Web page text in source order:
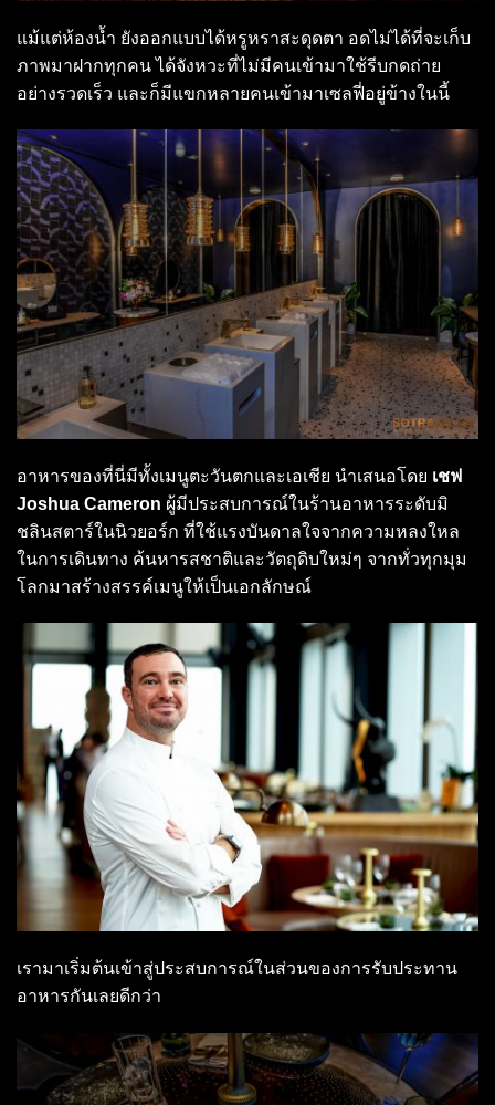
แม้แต่ห้องน้ำ ยังออกแบบได้หรูหราสะดุดตา อดไม่ได้ที่จะเก็บ
ภาพมาฝากทุกคน ได้จังหวะที่ไม่มีคนเข้ามาใช้รีบกดถ่าย
อย่างรวดเร็ว และก็มีแขกหลายคนเข้ามาเซลฟี่อยู่ข้างในนี้
อาหารของที่นี่มีทั้งเมนูตะวันตกและเอเชีย นำเสนอโดย เชฟ
Joshua Cameron ผู้มีประสบการณ์ในร้านอาหารระดับมิ
ชลินสตาร์ในนิวยอร์ก ที่ใช้แรงบันดาลใจจากความหลงใหล
ในการเดินทาง ค้นหารสชาติและวัตถุดิบใหม่ๆ จากทั่วทุกมุม
โลกมาสร้างสรรค์เมนูให้เป็นเอกลักษณ์
เรามาเริ่มต้นเข้าสู่ประสบการณ์ในส่วนของการรับประทาน
อาหารกันเลยดีกว่า